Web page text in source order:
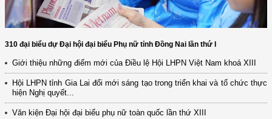
310 đại biểu dự Đại hội đại biểu Phụ nữ tỉnh Đồng Nai lần thứ I
Giới thiệu những điểm mới của Điều lệ Hội LHPN Việt Nam khoá XIII
Hội LHPN tỉnh Gia Lai đổi mới sáng tạo trong triển khai và tổ chức thực
hiện Nghị quyết...
Văn kiện Đại hội đại biểu phụ nữ toàn quốc lần thứ XIII